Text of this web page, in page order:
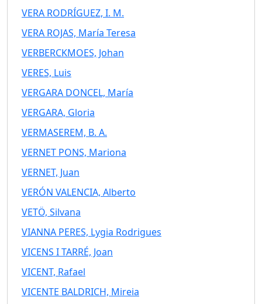
VERA RODRÍGUEZ, I. M.
VERA ROJAS, María Teresa
VERBERCKMOES, Johan
VERES, Luis
VERGARA DONCEL, María
VERGARA, Gloria
VERMASEREM, B. A.
VERNET PONS, Mariona
VERNET, Juan
VERÓN VALENCIA, Alberto
VETÖ, Silvana
VIANNA PERES, Lygia Rodrigues
VICENS I TARRÉ, Joan
VICENT, Rafael
VICENTE BALDRICH, Mireia